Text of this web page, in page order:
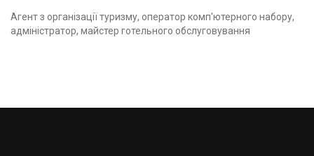
Агент з організації туризму, оператор комп'ютерного набору,
адміністратор, майстер готельного обслуговування